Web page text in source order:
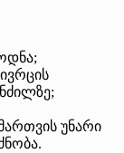
უნარი